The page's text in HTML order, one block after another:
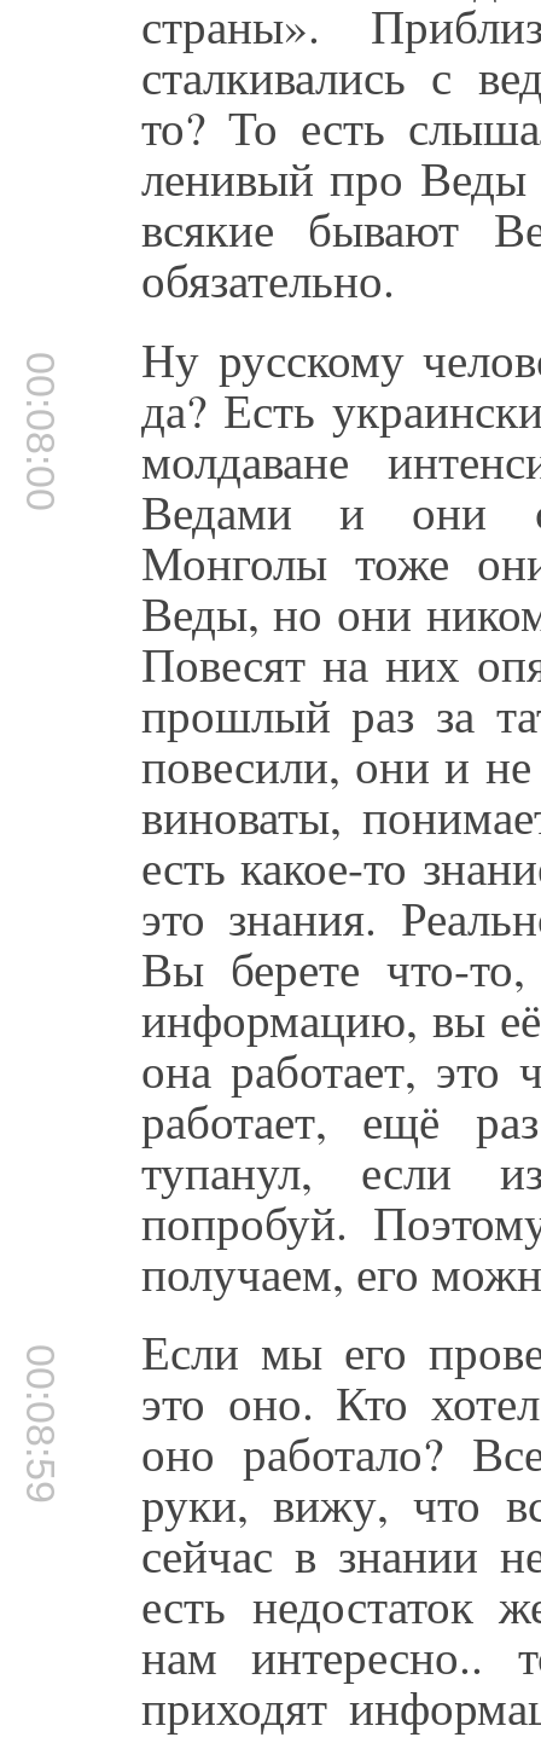
страны».
сталкивались с
то? То есть
ленивый про
всякие бывают
обязательно.
00:08:00 Ну русскому
да? Есть
молдаване
Ведами и они
Монголы тоже
Веды, но они
Повесят на них
прошлый раз за
повесили, они и
виноваты,
есть какое-то
это знания.
Вы берете что-
информацию, вы её
она работает,
работает, ещё
тупанул, если
попробуй.
получаем, его
00:08:59 Если мы его
это оно. Кто
оно работало?
руки, вижу, что
сейчас в знании
есть недостаток
нам интересно..
приходят